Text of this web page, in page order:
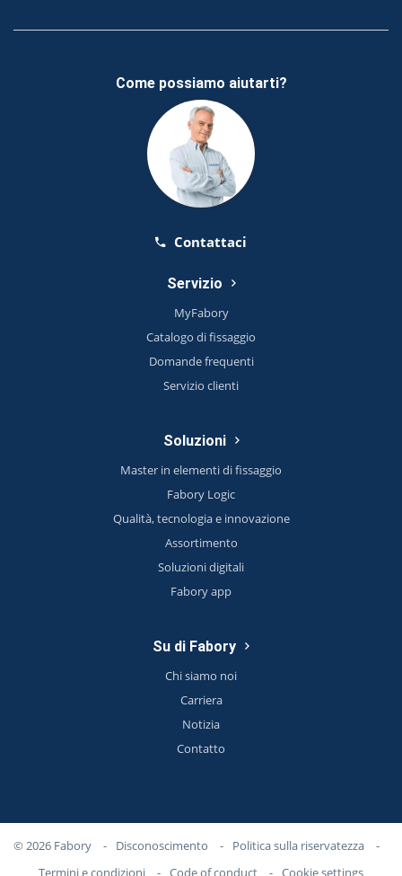
Come possiamo aiutarti?
Contattaci
Servizio
MyFabory
Catalogo di fissaggio
Domande frequenti
Servizio clienti
Soluzioni
Master in elementi di fissaggio
Fabory Logic
Qualità, tecnologia e innovazione
Assortimento
Soluzioni digitali
Fabory app
Su di Fabory
Chi siamo noi
Carriera
Notizia
Contatto
© 2026 Fabory - Disconoscimento - Politica sulla riservatezza
-